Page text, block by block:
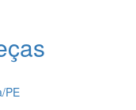
PE